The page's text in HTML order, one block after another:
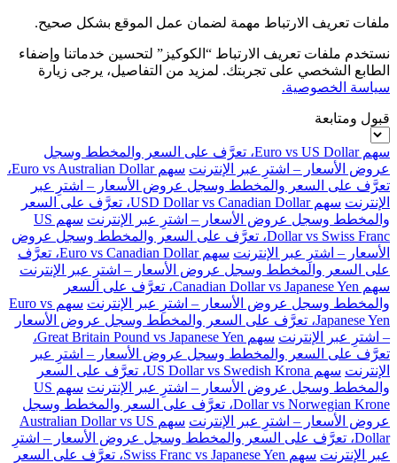
ملفات تعريف الارتباط مهمة لضمان عمل الموقع بشكل صحيح.
نستخدم ملفات تعريف الارتباط “الكوكيز” لتحسين خدماتنا وإضفاء
الطابع الشخصي على تجربتك. لمزيد من التفاصيل، يرجى زيارة
سياسة الخصوصية.
قبول ومتابعة
سهم Euro vs US Dollar، تعرَّف على السعر والمخطط وسجل
عروض الأسعار – اشترِ عبر الإنترنت
سهم Euro vs Australian Dollar،
تعرَّف على السعر والمخطط وسجل عروض الأسعار – اشترِ عبر
الإنترنت
سهم USD Dollar vs Canadian Dollar، تعرَّف على السعر
والمخطط وسجل عروض الأسعار – اشترِ عبر الإنترنت
سهم US
Dollar vs Swiss Franc، تعرَّف على السعر والمخطط وسجل عروض
الأسعار – اشترِ عبر الإنترنت
سهم Euro vs Canadian Dollar، تعرَّف
على السعر والمخطط وسجل عروض الأسعار – اشترِ عبر الإنترنت
سهم Canadian Dollar vs Japanese Yen، تعرَّف على السعر
والمخطط وسجل عروض الأسعار – اشترِ عبر الإنترنت
سهم Euro vs
Japanese Yen، تعرَّف على السعر والمخطط وسجل عروض الأسعار
– اشترِ عبر الإنترنت
سهم Great Britain Pound vs Japanese Yen،
تعرَّف على السعر والمخطط وسجل عروض الأسعار – اشترِ عبر
الإنترنت
سهم US Dollar vs Swedish Krona، تعرَّف على السعر
والمخطط وسجل عروض الأسعار – اشترِ عبر الإنترنت
سهم US
Dollar vs Norwegian Krone، تعرَّف على السعر والمخطط وسجل
عروض الأسعار – اشترِ عبر الإنترنت
سهم Australian Dollar vs US
Dollar، تعرَّف على السعر والمخطط وسجل عروض الأسعار – اشترِ
عبر الإنترنت
سهم Swiss Franc vs Japanese Yen، تعرَّف على السعر